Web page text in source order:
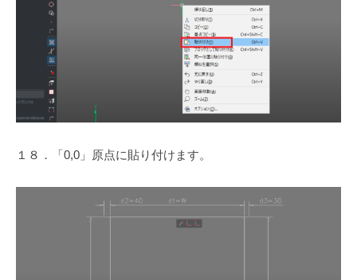
１８．「0,0」原点に貼り付けます。